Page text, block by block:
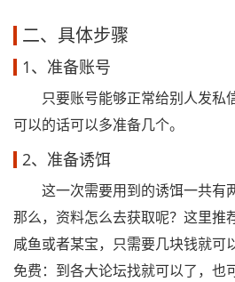
二、具体步骤
1、准备账号
只要账号能够正常给别人发私
可以的话可以多准备几个。
2、准备诱饵
这一次需要用到的诱饵一共有
那么，资料怎么去获取呢？这里推
咸鱼或者某宝，只需要几块钱就可
免费：到各大论坛找就可以了，也